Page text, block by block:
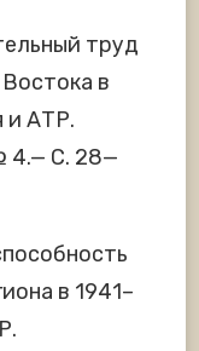
труд
в
и АТР.
4.— С. 28—
в 1941–